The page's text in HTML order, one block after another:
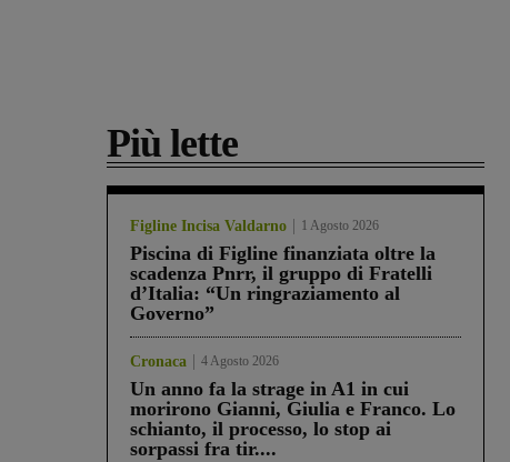
Più lette
Figline Incisa Valdarno 1 Agosto 2026
Piscina di Figline finanziata oltre la
scadenza Pnrr, il gruppo di Fratelli
d’Italia: “Un ringraziamento al
Governo”
Cronaca 4 Agosto 2026
Un anno fa la strage in A1 in cui
morirono Gianni, Giulia e Franco. Lo
schianto, il processo, lo stop ai
sorpassi fra tir....